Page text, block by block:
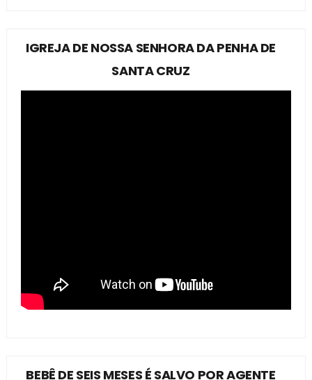
IGREJA DE NOSSA SENHORA DA PENHA DE
SANTA CRUZ
BEBÊ DE SEIS MESES É SALVO POR AGENTE